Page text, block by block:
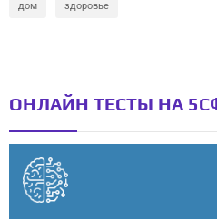
дом здоровье
ОНЛАЙН ТЕСТЫ НА